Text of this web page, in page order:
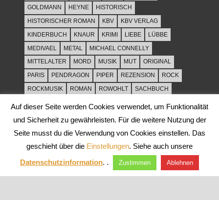
GOLDMANN
HEYNE
HISTORISCH
HISTORISCHER ROMAN
KBV
KBV VERLAG
KINDERBUCH
KNAUR KRIMI LIEBE
LÜBBE
MEDIVAEL
METAL
MICHAEL CONNELLY
MITTELALTER
MORD MUSIK MUT
ORIGINAL
PARIS
PENDRAGON PIPER REZENSION
ROCK
ROCKMUSIK
ROMAN ROWOHLT
SACHBUCH
WEIHNACHT
Auf dieser Seite werden Cookies verwendet, um Funktionalität
und Sicherheit zu gewährleisten. Für die weitere Nutzung der
Seite musst du die Verwendung von Cookies einstellen. Das
geschieht über die Einstellungen. Siehe auch unsere
Datenschutzinformation. . Zustimmen Ablehnen